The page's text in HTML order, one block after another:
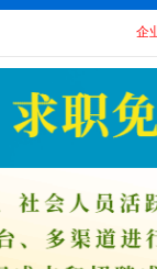
企